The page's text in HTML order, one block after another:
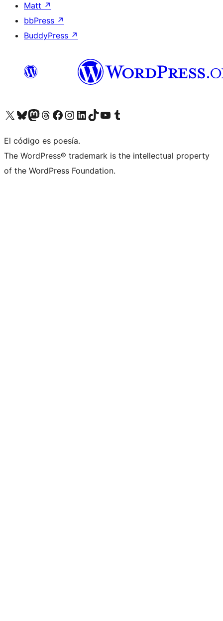
Matt ↗
bbPress ↗
BuddyPress ↗
Visita nuestra cuenta de X (anteriormente Twitter)
Visita nuestra cuenta de Bluesky
Visita nuestra cuenta de Mastodon
Visita nuestra cuenta de Threads
Visita nuestra página de Facebook
Visita nuestra cuenta de Instagram
Visita nuestra cuenta de LinkedIn
Visita nuestra cuenta de TikTok
Visita nuestro canal de YouTube
Visita nuestra cuenta de Tumblr
El código es poesía.
The WordPress® trademark is the intellectual property
of the WordPress Foundation.